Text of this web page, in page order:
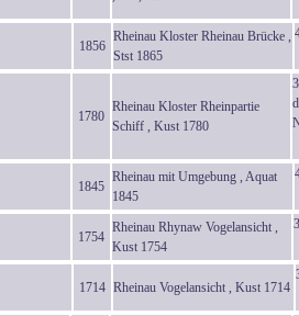
1856
Rheinau Kloster Rheinau Brücke ,
Stst 1865
1780
Rheinau Kloster Rheinpartie
Schiff , Kust 1780
1845
Rheinau mit Umgebung , Aquat
1845
1754
Rheinau Rhynaw Vogelansicht ,
Kust 1754
1714 Rheinau Vogelansicht , Kust 1714